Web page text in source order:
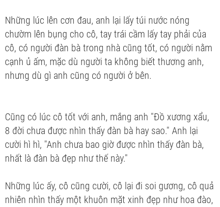
Những lúc lên cơn đau, anh lại lấy túi nước nóng
chườm lên bụng cho cô, tay trái cầm lấy tay phải của
cô, có người đàn bà trong nhà cũng tốt, có người nằm
cạnh ủ ấm, mặc dù người ta không biết thương anh,
nhưng dù gì anh cũng có người ở bên.
Cũng có lúc cô tốt với anh, mắng anh "Đồ xương xẩu,
8 đời chưa được nhìn thấy đàn bà hay sao." Anh lại
cười hì hì, "Anh chưa bao giờ được nhìn thấy đàn bà,
nhất là đàn bà đẹp như thế này."
Những lúc ấy, cô cũng cười, cô lại đi soi gương, cô quả
nhiên nhìn thấy một khuôn mặt xinh đẹp như hoa đào,